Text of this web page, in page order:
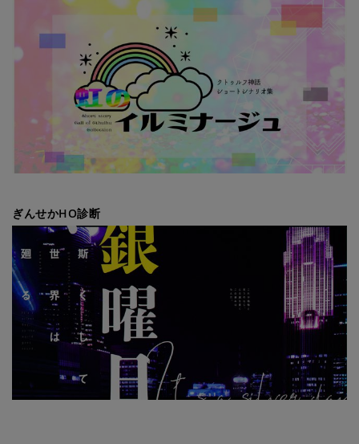
ぎんせかHO診断